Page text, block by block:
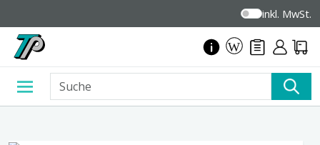
inkl. MwSt.